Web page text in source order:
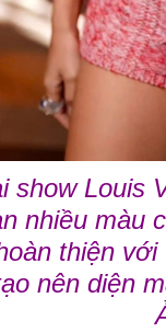
show Louis
nhiều màu
thiện
nên diện